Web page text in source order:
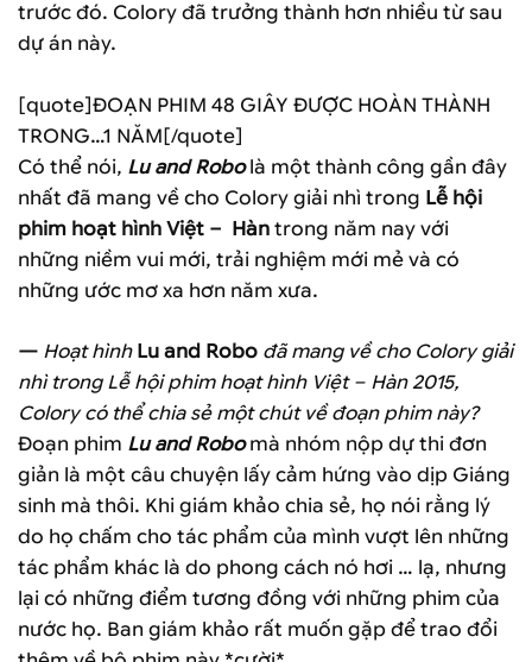
trước đó. Colory đã trưởng thành hơn nhiều từ sau
dự án này.
[quote]ĐOẠN PHIM 48 GIÂY ĐƯỢC HOÀN THÀNH
TRONG…1 NĂM[/quote]
Có thể nói, Lu and Robolà một thành công gần đây
nhất đã mang về cho Colory giải nhì trong Lễ hội
phim hoạt hình Việt – Hàn trong năm nay với
những niềm vui mới, trải nghiệm mới mẻ và có
những ước mơ xa hơn năm xưa.
— Hoạt hình Lu and Robo đã mang về cho Colory giải
nhì trong Lễ hội phim hoạt hình Việt – Hàn 2015,
Colory có thể chia sẻ một chút về đoạn phim này?
Đoạn phim Lu and Robomà nhóm nộp dự thi đơn
giản là một câu chuyện lấy cảm hứng vào dịp Giáng
sinh mà thôi. Khi giám khảo chia sẻ, họ nói rằng lý
do họ chấm cho tác phẩm của mình vượt lên những
tác phẩm khác là do phong cách nó hơi … lạ, nhưng
lại có những điểm tương đồng với những phim của
nước họ. Ban giám khảo rất muốn gặp để trao đổi